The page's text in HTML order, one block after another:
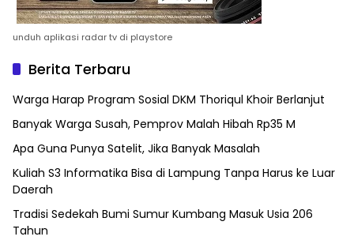
unduh aplikasi radar tv di playstore
Berita Terbaru
Warga Harap Program Sosial DKM Thoriqul Khoir Berlanjut
Banyak Warga Susah, Pemprov Malah Hibah Rp35 M
Apa Guna Punya Satelit, Jika Banyak Masalah
Kuliah S3 Informatika Bisa di Lampung Tanpa Harus ke Luar
Daerah
Tradisi Sedekah Bumi Sumur Kumbang Masuk Usia 206
Tahun